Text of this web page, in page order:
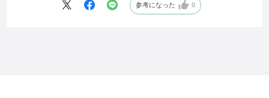
参考になった 0